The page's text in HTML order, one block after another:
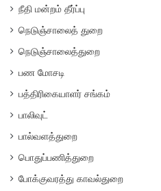
நீதி மன்றம் தீர்ப்பு
நெடுஞ்சாலைத் துறை
நெடுஞ்சாலைத்துறை
பண மோசடி
பத்திரிகையாளர் சங்கம்
பாலிவுட்
பால்வளத்துறை
பொதுப்பணித்துறை
போக்குவரத்து காவல்துறை